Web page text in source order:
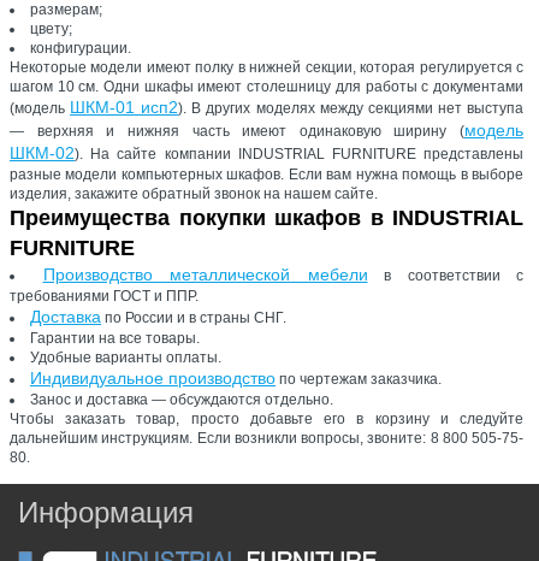
размерам;
цвету;
конфигурации.
Некоторые модели имеют полку в нижней секции, которая регулируется с
шагом 10 см. Одни шкафы имеют столешницу для работы с документами
(модель ШКМ-01 исп2). В других моделях между секциями нет выступа
— верхняя и нижняя часть имеют одинаковую ширину (модель
ШКМ-02). На сайте компании INDUSTRIAL FURNITURE представлены
разные модели компьютерных шкафов. Если вам нужна помощь в выборе
изделия, закажите обратный звонок на нашем сайте.
Преимущества покупки шкафов в INDUSTRIAL
FURNITURE
Производство металлической мебели в соответствии с
требованиями ГОСТ и ППР.
Доставка по России и в страны СНГ.
Гарантии на все товары.
Удобные варианты оплаты.
Индивидуальное производство по чертежам заказчика.
Занос и доставка — обсуждаются отдельно.
Чтобы заказать товар, просто добавьте его в корзину и следуйте
дальнейшим инструкциям. Если возникли вопросы, звоните: 8 800 505-75-
80.
Информация